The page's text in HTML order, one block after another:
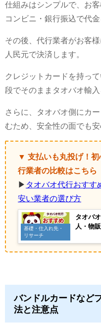
仕組みはシンプルで、お
コンビニ・銀行振込で代金
その後、代行業者がお客
人民元で決済します。
クレジットカードを持っ
段でそのままタオバオ輸入
さらに、タオバオ側にカ
むため、安全性の面でも安
▼ 支払いも丸投げ！
行業者の比較はこちら
▶ タオバオ代行おすす
安い業者の選び方
基礎・仕入れ先・
リサーチ
タオバ
人・物
バンドルカードなど
法と注意点